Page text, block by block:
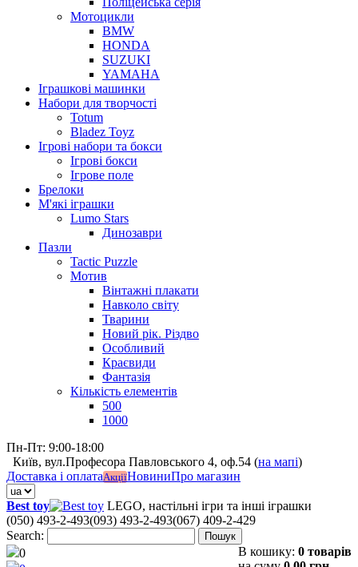
Мотоцикли
BMW
HONDA
SUZUKI
YAMAHA
Іграшкові машинки
Набори для творчості
Totum
Bladez Toyz
Ігрові набори та бокси
Ігрові бокси
Ігрове поле
Брелоки
М'які іграшки
Lumo Stars
Динозаври
Пазли
Tactic Puzzle
Мотив
Вінтажні плакати
Навколо світу
Тварини
Новий рік. Різдво
Особливий
Краєвиди
Фантазія
Кількість елементів
500
1000
Пн-Пт: 9:00-18:00
Київ, вул.Професора Павловського 4, оф.54 (на мапі)
Доставка і оплатаАкціїНовиниПро магазин
Best toy
LEGO, настільні ігри та інші іграшки
(050) 493-2-493(093) 493-2-493(067) 409-2-429
Search:
Пошук
0 В кошику: 0 товарів